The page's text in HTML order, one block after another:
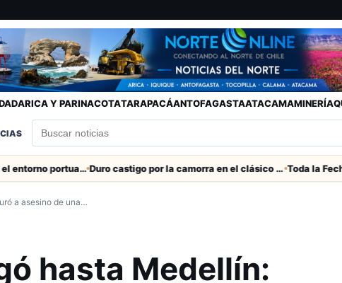
ARICA Y PARINACOTATARAPACÁANTOFAGASTAATACAMAMINERÍA
Refuerzan seguridad en el entorno portuario de Arica Duro castigo por la camorra en el clásico Arica-Iquique
a asesino de una…
hasta Medellín: